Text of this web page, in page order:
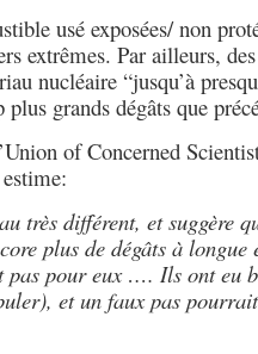
usé exposées/ non
extrêmes. Par ailleurs,
nucléaire “jusqu’à
grands dégâts que
of Concerned
très différent, et suggère
plus de dégâts à longue
pas pour eux …. Ils ont eu
et un faux pas